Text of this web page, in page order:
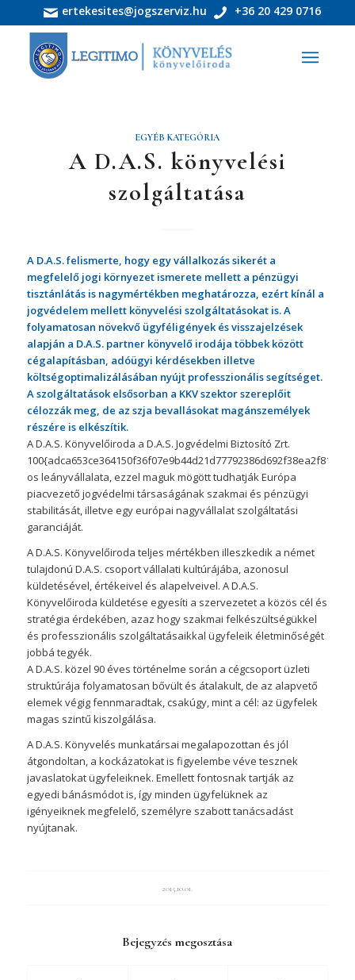
ertekesites@jogszerviz.hu +36 20 429 0716
EGYÉB KATEGÓRIA
A D.A.S. könyvelési
szolgáltatása
A D.A.S. felismerte, hogy egy vállalkozás sikerét a
megfelelő jogi környezet ismerete mellett a pénzügyi
tisztánlátás is nagymértékben meghatározza, ezért kínál a
jogvédelem mellett könyvelési szolgáltatásokat is. A
folyamatosan növekvő ügyféligények és visszajelzések
alapján a D.A.S. partner könyvelő irodája többek között
cégalapításban, adóügyi kérdésekben illetve
költségoptimalizálásában nyújt professzionális segítséget.
A szolgáltatások elsősorban a KKV szektor szereplőit
célozzák meg, de az szja bevallásokat magánszemélyek
részére is elkészítik.
A D.A.S. Könyvelőiroda a D.A.S. Jogvédelmi Biztosító Zrt.
os leányvállalata, ezzel maguk mögött tudhatják Európa
piacvezető jogvédelmi társaságának szakmai és pénzügyi
stabilitását, illetve egy európai nagyvállalat szolgáltatási
garanciáját.
A D.A.S. Könyvelőiroda teljes mértékben illeszkedik a német
tulajdonú D.A.S. csoport vállalati kultúrájába, azonosul
küldetésével, értékeivel és alapelveivel. A D.A.S.
Könyvelőiroda küldetése egyesíti a szervezetet a közös cél és
stratégia érdekében, azaz hogy szakmai felkészültségükkel
és professzionális szolgáltatásaikkal ügyfeleik életminőségét
jobbá tegyék.
A D.A.S. közel 90 éves történelme során a cégcsoport üzleti
struktúrája folyamatosan bővült és átalakult, de az alapvető
elemek végig fennmaradtak, csakúgy, mint a cél: az ügyfelek
magas szintű kiszolgálása.
A D.A.S. Könyvelés munkatársai megalapozottan és jól
átgondoltan, a kockázatokat is figyelembe véve tesznek
javaslatokat ügyfeleiknek. Emellett fontosnak tartják az
egyedi bánásmódot is, így minden ügyfelüknek az
igényeiknek megfelelő, személyre szabott tanácsadást
nyújtanak.
2015.10.01.
Bejegyzés megosztása